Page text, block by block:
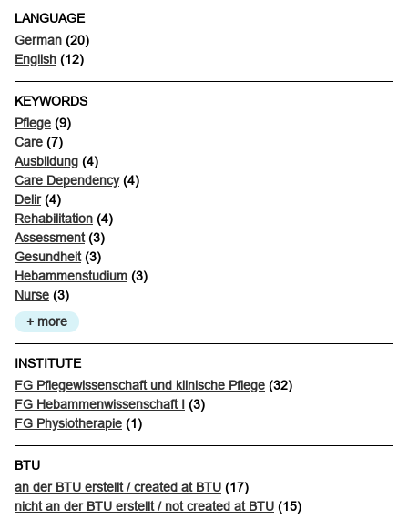
LANGUAGE
German (20)
English (12)
KEYWORDS
Pflege (9)
Care (7)
Ausbildung (4)
Care Dependency(4)
Delir(4)
Rehabilitation (4)
Assessment(3)
Gesundheit(3)
Hebammenstudium (3)
Nurse (3)
+ more
INSTITUTE
FG Pflegewissenschaft und klinische Pflege (32)
FG Hebammenwissenschaft I (3)
FG Physiotherapie (1)
BTU
an der BTU erstellt / created at BTU (17)
nicht an der BTU erstellt / not created at BTU (15)